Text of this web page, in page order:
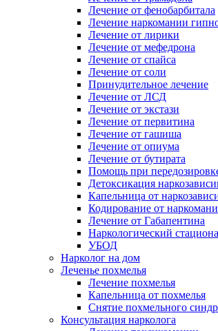
Лечение от фенобарбитала
Лечение наркомании
Лечение от лирики
Лечение от мефедрона
Лечение от спайса
Лечение от соли
Принудительное лечение
Лечение от ЛСД
Лечение от экстази
Лечение от первитина
Лечение от гашиша
Лечение от опиума
Лечение от бутирата
Помощь при
Детоксикация
Капельница от
Кодирование от
Лечение от Габапентина
Наркологический
УБОД
Нарколог на дом
Леченье похмелья
Лечение похмелья
Капельница от похмелья
Снятие похмельного
Консультация нарколога